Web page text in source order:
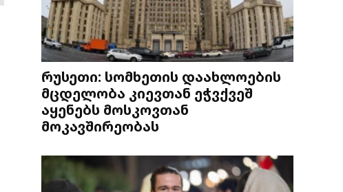
რუსეთი: სომხეთის დაახლოების
მცდელობა კიევთან ეჭვქვეშ
აყენებს მოსკოვთან
მოკავშირეობას